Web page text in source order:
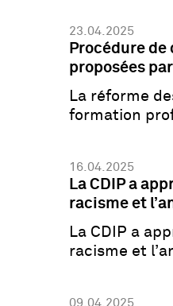
23.04.2025
Procédure
proposées par
La réforme
formation
16.04.2025
La CDIP a
racisme et
La CDIP a
racisme et
09.04.2025